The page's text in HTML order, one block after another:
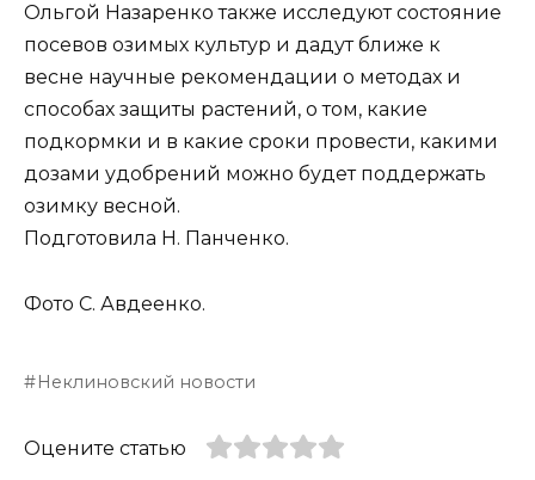
Ольгой Назаренко также исследуют состояние
посевов озимых культур и дадут ближе к
весне научные рекомендации о методах и
способах защиты растений, о том, какие
подкормки и в какие сроки провести, какими
дозами удобрений можно будет поддержать
озимку весной.
Подготовила Н. Панченко.
Фото С. Авдеенко.
Неклиновский новости
Оцените статью